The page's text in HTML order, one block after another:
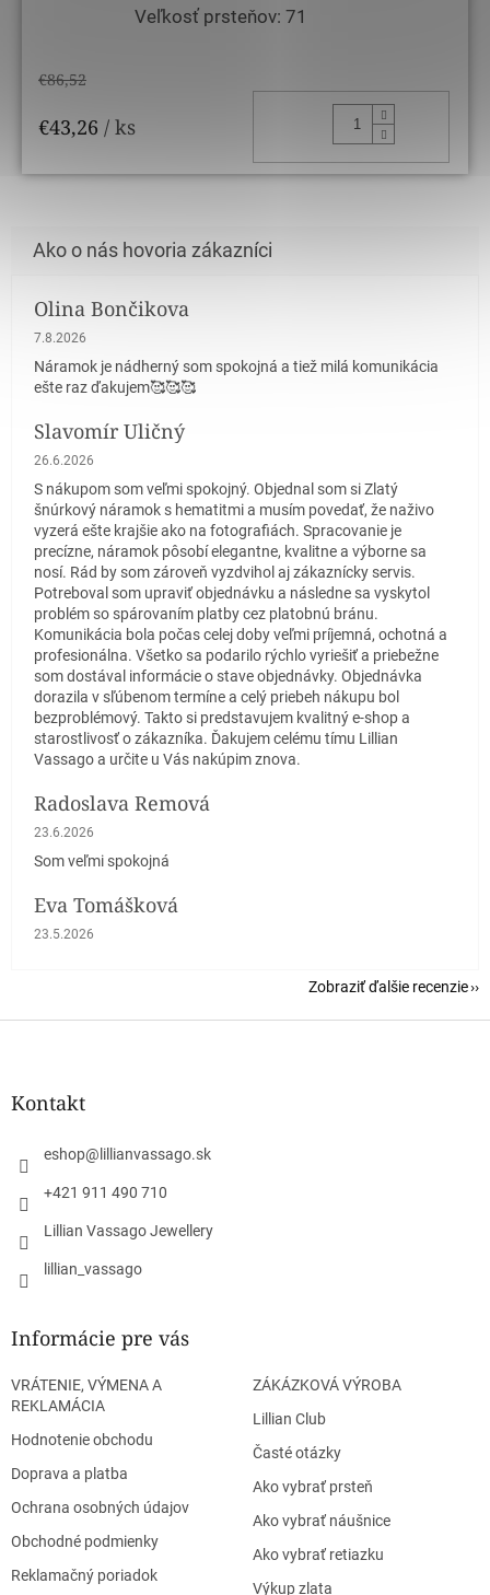
Veľkosť prsteňov: 71
€86,52
€43,26 / ks
Olina Bončikova
Hodnotenie obchodu je 5 z 5 hviezdičiek.
7.8.2026
Náramok je nádherný som spokojná a tiež milá komunikácia
ešte raz ďakujem🥰🥰🥰
Slavomír Uličný
Hodnotenie obchodu je 5 z 5 hviezdičiek.
26.6.2026
S nákupom som veľmi spokojný. Objednal som si Zlatý
šnúrkový náramok s hematitmi a musím povedať, že naživo
vyzerá ešte krajšie ako na fotografiách. Spracovanie je
precízne, náramok pôsobí elegantne, kvalitne a výborne sa
nosí. Rád by som zároveň vyzdvihol aj zákaznícky servis.
Potreboval som upraviť objednávku a následne sa vyskytol
problém so spárovaním platby cez platobnú bránu.
Komunikácia bola počas celej doby veľmi príjemná, ochotná a
profesionálna. Všetko sa podarilo rýchlo vyriešiť a priebežne
som dostával informácie o stave objednávky. Objednávka
dorazila v sľúbenom termíne a celý priebeh nákupu bol
bezproblémový. Takto si predstavujem kvalitný e-shop a
starostlivosť o zákazníka. Ďakujem celému tímu Lillian
Vassago a určite u Vás nakúpim znova.
Radoslava Remová
Hodnotenie obchodu je 5 z 5 hviezdičiek.
23.6.2026
Som veľmi spokojná
Eva Tomášková
Hodnotenie obchodu je 5 z 5 hviezdičiek.
23.5.2026
Zobraziť ďalšie recenzie
Z
Kontakt
eshop@ lillianvassago.sk
+421 911 490 710
Lillian Vassago Jewellery
lillian_vassago
Informácie pre vás
VRÁTENIE, VÝMENA A
REKLAMÁCIA
Hodnotenie obchodu
Doprava a platba
Ochrana osobných údajov
Obchodné podmienky
Reklamačný poriadok
ZÁKÁZKOVÁ VÝROBA
Lillian Club
Časté otázky
Ako vybrať prsteň
Ako vybrať náušnice
Ako vybrať retiazku
Výkup zlata